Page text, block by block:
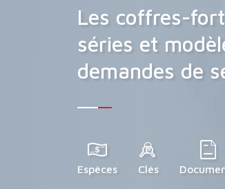
Les coffres-
séries et
demandes de
Espèces Clés